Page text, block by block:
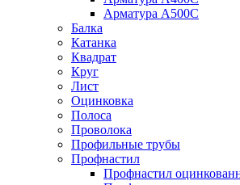
Арматура А500С
Балка
Катанка
Квадрат
Круг
Лист
Оцинковка
Полоса
Проволока
Профильные трубы
Профнастил
Профнастил